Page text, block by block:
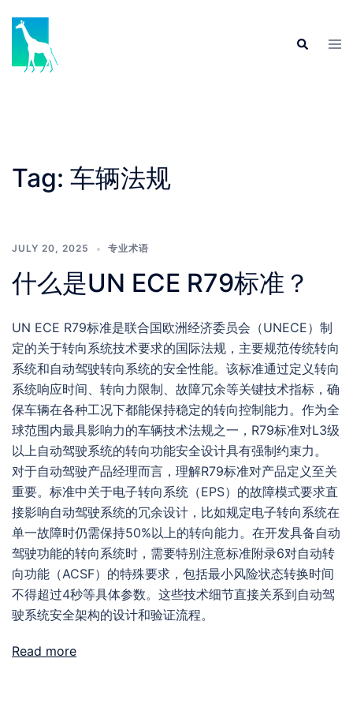
content
Search
Tag: 车辆法规
JULY 20, 2025 专业术语
什么是UN ECE R79标准？
UN ECE R79标准是联合国欧洲经济委员会（UNECE）制
定的关于转向系统技术要求的国际法规，主要规范传统转向
系统和自动驾驶转向系统的安全性能。该标准通过定义转向
系统响应时间、转向力限制、故障冗余等关键技术指标，确
保车辆在各种工况下都能保持稳定的转向控制能力。作为全
球范围内最具影响力的车辆技术法规之一，R79标准对L3级
以上自动驾驶系统的转向功能安全设计具有强制约束力。
对于自动驾驶产品经理而言，理解R79标准对产品定义至关
重要。标准中关于电子转向系统（EPS）的故障模式要求直
接影响自动驾驶系统的冗余设计，比如规定电子转向系统在
单一故障时仍需保持50%以上的转向能力。在开发具备自动
驾驶功能的转向系统时，需要特别注意标准附录6对自动转
向功能（ACSF）的特殊要求，包括最小风险状态转换时间
不得超过4秒等具体参数。这些技术细节直接关系到自动驾
驶系统安全架构的设计和验证流程。
Read more